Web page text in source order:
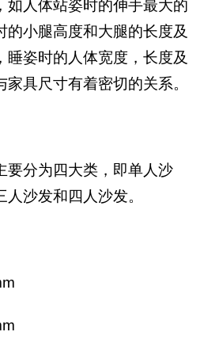
如人体站姿时的伸手最大的
的小腿高度和大腿的长度及
睡姿时的人体宽度，长度及
具尺寸有着密切的关系。
要分为四大类，即单人沙
沙发和四人沙发。